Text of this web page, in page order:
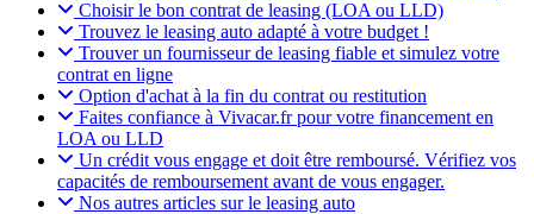
Choisir le bon contrat de leasing (LOA ou LLD)
Trouvez le leasing auto adapté à votre budget !
Trouver un fournisseur de leasing fiable et simulez votre
contrat en ligne
Option d'achat à la fin du contrat ou restitution
Faites confiance à Vivacar.fr pour votre financement en
LOA ou LLD
Un crédit vous engage et doit être remboursé. Vérifiez vos
capacités de remboursement avant de vous engager.
Nos autres articles sur le leasing auto